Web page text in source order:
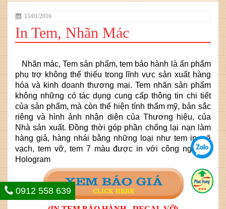
15/01/2016
In Tem, Nhãn Mác
Nhãn mác, Tem sản phẩm, tem bảo hành là ấn phẩm
phụ trợ không thể thiếu trong lĩnh vực sản xuất hàng
hóa và kinh doanh thương mại. Tem nhãn sản phẩm
không những có tác dụng cung cấp thông tin chi tiết
của sản phẩm, mà còn thể hiện tính thẩm mỹ, bản sắc
riêng và hình ảnh nhận diện của Thương hiệu, của
Nhà sản xuất. Đồng thời góp phần chống lại nạn làm
hàng giả, hàng nhái bằng những loại như tem in mã
vạch, tem vỡ, tem 7 màu được in với công nghệ in
Hologram
0912 558 639